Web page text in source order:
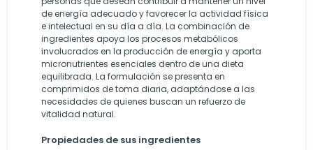
de energía adecuado y favorecer la actividad física
e intelectual en su día a día. La combinación de
ingredientes apoya los procesos metabólicos
involucrados en la producción de energía y aporta
micronutrientes esenciales dentro de una dieta
equilibrada. La formulación se presenta en
comprimidos de toma diaria, adaptándose a las
necesidades de quienes buscan un refuerzo de
vitalidad natural.
Propiedades de sus ingredientes